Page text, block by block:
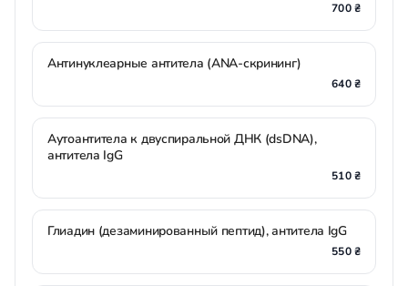
700 ₴
Антинуклеарные антитела (ANA-скрининг)
640 ₴
Аутоантитела к двуспиральной ДНК (dsDNA),
антитела IgG
510 ₴
Глиадин (дезаминированный пептид), антитела IgG
550 ₴